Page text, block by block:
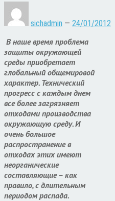
sichadmin — 24/01/2012
В наше время проблема
защиты окружающей
среды приобретает
глобальный общемировой
характер. Технический
прогресс с каждым днем
все более загрязняет
отходами производства
окружающую среду. И
очень большое
распространение в
отходах этих имеют
неорганические
составляющие – как
правило, с длительным
периодом распада.